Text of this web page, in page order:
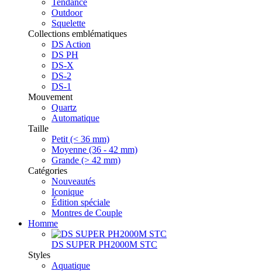
Tendance
Outdoor
Squelette
Collections emblématiques
DS Action
DS PH
DS-X
DS-2
DS-1
Mouvement
Quartz
Automatique
Taille
Petit (< 36 mm)
Moyenne (36 - 42 mm)
Grande (> 42 mm)
Catégories
Nouveautés
Iconique
Édition spéciale
Montres de Couple
Homme
DS SUPER PH2000M STC
Styles
Aquatique